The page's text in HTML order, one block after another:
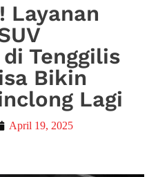
Layanan
Tenggilis
Bikin
Lagi
April 19, 2025